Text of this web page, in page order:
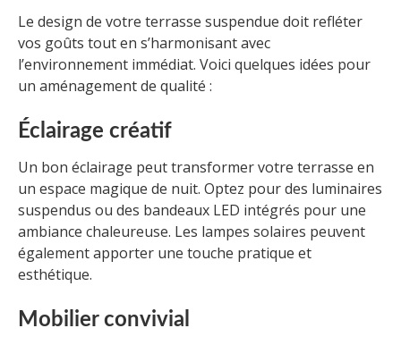
Le design de votre terrasse suspendue doit refléter
vos goûts tout en s’harmonisant avec
l’environnement immédiat. Voici quelques idées pour
un aménagement de qualité :
Éclairage créatif
Un bon éclairage peut transformer votre terrasse en
un espace magique de nuit. Optez pour des luminaires
suspendus ou des bandeaux LED intégrés pour une
ambiance chaleureuse. Les lampes solaires peuvent
également apporter une touche pratique et
esthétique.
Mobilier convivial